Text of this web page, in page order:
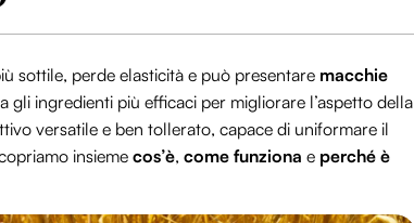
sottile, perde elasticità e può presentare macchie
gli ingredienti più efficaci per migliorare l’aspetto della
versatile e ben tollerato, capace di uniformare il
insieme cos’è, come funziona e perché è